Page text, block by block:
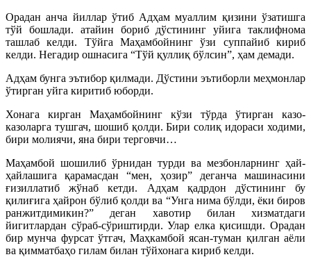
Орадан анча йиллар ўтиб Адҳам муаллим қизини ўзатишга
тўй бошлади. атайин бориб дўстининг уйига таклифнома
ташлаб келди. Тўйга Маҳамбойнинг ўзи суппайиб кириб
келди. Негадир ошнасига “Тўй қуллиқ бўлсин”, ҳам демади.
Адҳам бунга эътибор қилмади. Дўстини эътиборли меҳмонлар
ўтирган уйга киритиб юборди.
Хонага кирган Маҳамбойнинг кўзи тўрда ўтирган казо-
казоларга тушгач, шошиб қолди. Бири солиқ идораси ходими,
бири молиячи, яна бири терговчи…
Маҳамбой шошилиб ўрнидан турди ва мезбонларнинг ҳай-
ҳайлашига қарамасдан “мен, ҳозир” деганча машинасини
ғизиллатиб жўнаб кетди. Адҳам қадрдон дўстининг бу
қилиғига ҳайрон бўлиб қолди ва “Унга нима бўлди, ёки биров
ранжитдимикин?” деган хавотир билан хизматдаги
йигитлардан сўраб-сўриштирди. Улар елка қисишди. Орадан
бир мунча фурсат ўтгач, Маҳкамбой ясан-туман қилган аёли
ва қимматбаҳо гилам билан тўйхонага кириб келди.